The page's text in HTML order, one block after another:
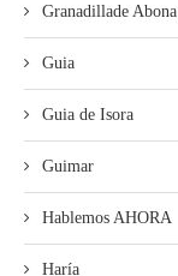
Granadillade Abona
Guia
Guia de Isora
Guimar
Hablemos AHORA
Haría